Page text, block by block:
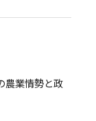
農業情勢と政